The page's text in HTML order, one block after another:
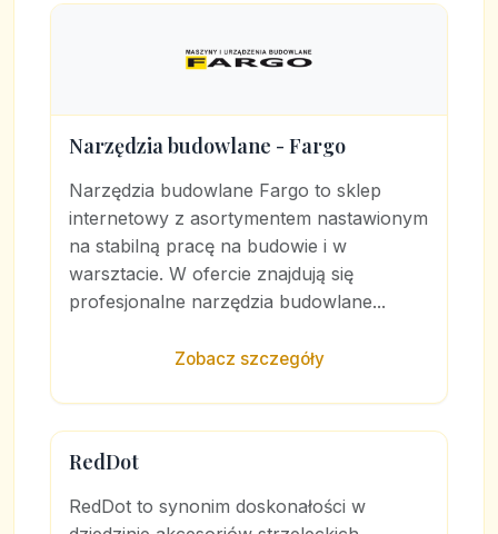
Narzędzia budowlane - Fargo
Narzędzia budowlane Fargo to sklep
internetowy z asortymentem nastawionym
na stabilną pracę na budowie i w
warsztacie. W ofercie znajdują się
profesjonalne narzędzia budowlane...
Zobacz szczegóły
RedDot
RedDot to synonim doskonałości w